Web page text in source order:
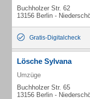
Buchholzer Str. 62
13156 Berlin -
Gratis-Digitalcheck
Lösche Sylvana
Umzüge
Buchholzer Str. 65
13156 Berlin -